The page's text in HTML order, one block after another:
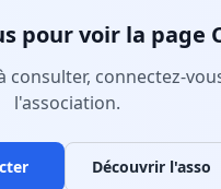
pour voir la page
connectez-
l'association.
Découvrir l'asso